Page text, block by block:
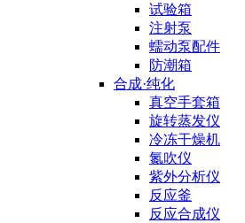
试验箱
注射泵
蠕动泵配件
防潮箱
合成·纯化
真空手套箱
旋转蒸发仪
冷冻干燥机
氮吹仪
紫外分析仪
反应釜
反应合成仪